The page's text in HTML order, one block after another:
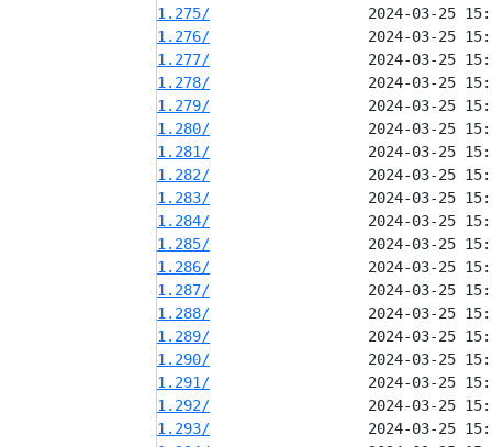
1.275/
1.276/
1.277/
1.278/
1.279/
1.280/
1.281/
1.282/
1.283/
1.284/
1.285/
1.286/
1.287/
1.288/
1.289/
1.290/
1.291/
1.292/
1.293/